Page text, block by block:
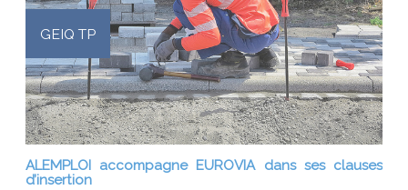
GEIQ TP
ALEMPLOI accompagne EUROVIA dans ses clauses
d’insertion